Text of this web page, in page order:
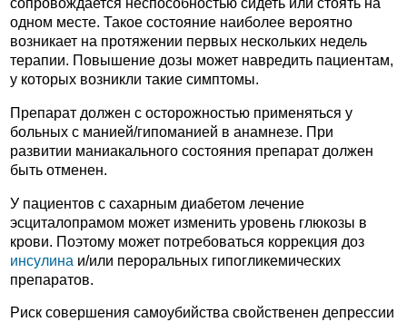
сопровождается неспособностью сидеть или стоять на
одном месте. Такое состояние наиболее вероятно
возникает на протяжении первых нескольких недель
терапии. Повышение дозы может навредить пациентам,
у которых возникли такие симптомы.
Препарат должен с осторожностью применяться у
больных с манией/гипоманией в анамнезе. При
развитии маниакального состояния препарат должен
быть отменен.
У пациентов с сахарным диабетом лечение
эсциталопрамом может изменить уровень глюкозы в
крови. Поэтому может потребоваться коррекция доз
инсулина и/или пероральных гипогликемических
препаратов.
Риск совершения самоубийства свойственен депрессии